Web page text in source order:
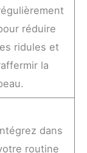
réduire
ridules et
la
dans
routine